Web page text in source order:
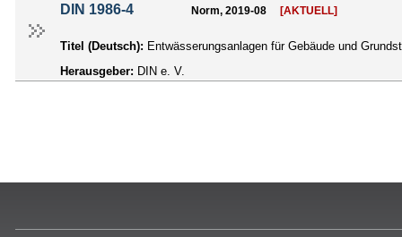
DIN 1986-4 Norm, 2019-08 [AKTUELL]
Titel (Deutsch): Entwässerungsanlagen für Gebäude und
Herausgeber: DIN e. V.